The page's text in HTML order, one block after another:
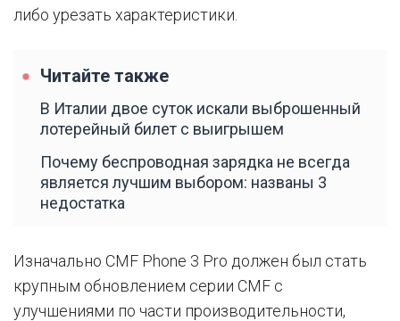
либо урезать характеристики.
Читайте также
В Италии двое суток искали выброшенный
лотерейный билет с выигрышем
Почему беспроводная зарядка не всегда
является лучшим выбором: названы 3
недостатка
Изначально CMF Phone 3 Pro должен был стать
крупным обновлением серии CMF с
улучшениями по части производительности,